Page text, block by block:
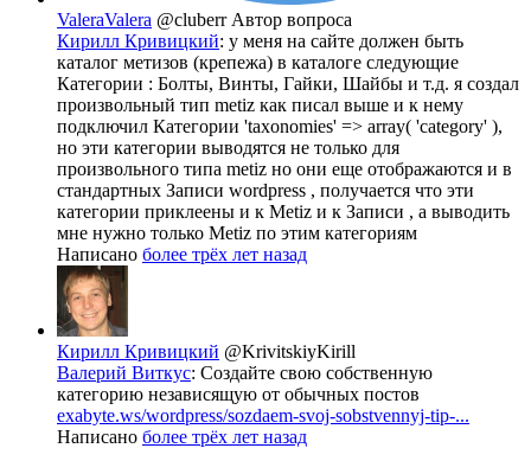
ValeraValera @cluberr Автор вопроса
Кирилл Кривицкий: у меня на сайте должен быть
каталог метизов (крепежа) в каталоге следующие
Категории : Болты, Винты, Гайки, Шайбы и т.д. я создал
произвольный тип metiz как писал выше и к нему
подключил Категории 'taxonomies' => array( 'category' ),
но эти категории выводятся не только для
произвольного типа metiz но они еще отображаются и в
стандартных Записи wordpress , получается что эти
категории приклеены и к Metiz и к Записи , а выводить
мне нужно только Metiz по этим категориям
Написано более трёх лет назад
Кирилл Кривицкий @KrivitskiyKirill
Валерий Виткус: Создайте свою собственную
категорию независящую от обычных постов
exabyte.ws/wordpress/sozdaem-svoj-sobstvennyj-tip-...
Написано более трёх лет назад